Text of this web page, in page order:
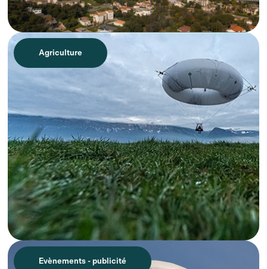
Agriculture
Evènements - publicité